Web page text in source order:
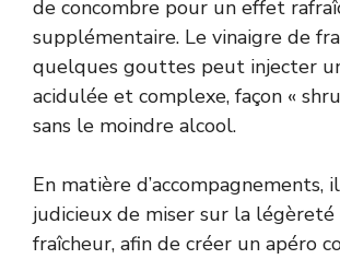
de concombre pour un effet
supplémentaire. Le vinaigre de
quelques gouttes peut injecter
acidulée et complexe, façon «
sans le moindre alcool.
En matière d’accompagnements,
judicieux de miser sur la
fraîcheur, afin de créer un apéro